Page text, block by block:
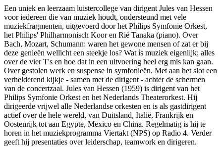
Een uniek en leerzaam luistercollege van dirigent Jules van Hessen
voor iedereen die van muziek houdt, ondersteund met vele
muziekfragmenten, uitgevoerd door het Philips Symfonie Orkest,
het Philips' Philharmonisch Koor en Rié Tanaka (piano). Over
Bach, Mozart, Schumann: waren het gewone mensen of zat er bij
deze genieën wellicht een steekje los? Wat ís muziek eigenlijk; alles
over de vier T's en hoe dat in een uitvoering heel erg mis kan gaan.
Over gestolen werk en suspense in symfonieën. Met aan het slot een
verhelderend kijkje - samen met de dirigent - achter de schermen
van de concertzaal. Jules van Hessen (1959) is dirigent van het
Philips Symfonie Orkest en het Nederlands Theaterorkest. Hij
dirigeerde vrijwel alle Nederlandse orkesten en is als gastdirigent
actief over de hele wereld, van Duitsland, Italië, Frankrijk en
Oostenrijk tot aan Egypte, Mexico en China. Regelmatig is hij te
horen in het muziekprogramma Viertakt (NPS) op Radio 4. Verder
geeft hij presentaties over leiderschap, teamwork en dirigeren.